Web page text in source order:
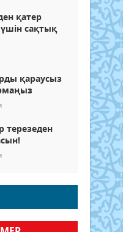
қатер
сақтық
қараусыз
терезеден